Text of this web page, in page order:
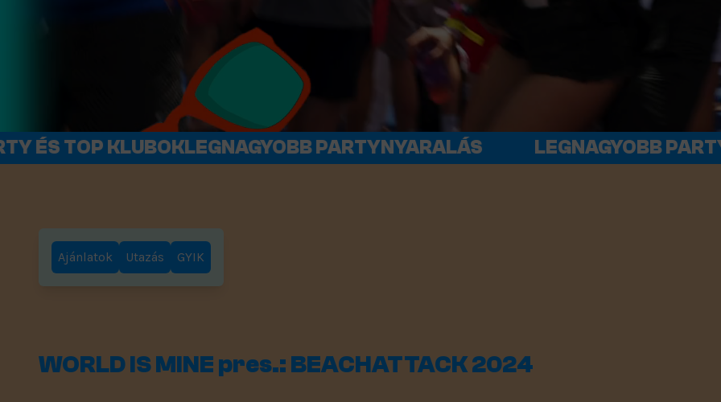
PARTYNYARALÁS LEGNAGYOBB PARTYNYARALÁSBULIZZ
Ajánlatok Utazás GYIK
WORLD IS MINE pres.: BEACHATTACK 2024